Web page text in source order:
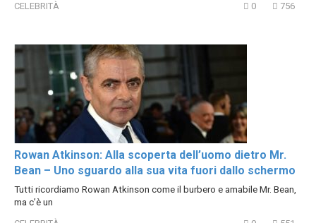
CELEBRITÀ 0 756
Rowan Atkinson: Alla scoperta dell’uomo dietro Mr.
Bean – Uno sguardo alla sua vita fuori dallo schermo
Tutti ricordiamo Rowan Atkinson come il burbero e amabile Mr. Bean,
ma c’è un